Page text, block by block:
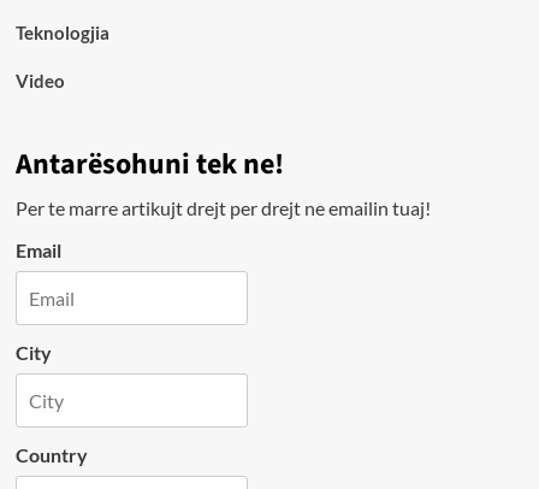
Teknologjia
Video
Antarësohuni tek ne!
Per te marre artikujt drejt per drejt ne emailin tuaj!
Email
City
Country